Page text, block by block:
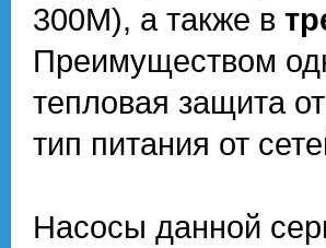
300M), а также в
Преимуществом
тепловая защита
тип питания от
Насосы данной